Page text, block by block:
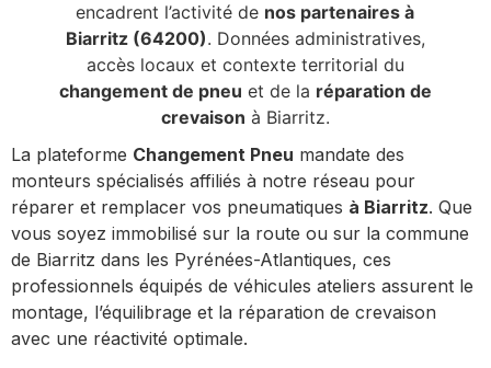
encadrent l’activité de nos partenaires à
Biarritz (64200). Données administratives,
accès locaux et contexte territorial du
changement de pneu et de la réparation de
crevaison à Biarritz.
La plateforme Changement Pneu mandate des
monteurs spécialisés affiliés à notre réseau pour
réparer et remplacer vos pneumatiques à Biarritz. Que
vous soyez immobilisé sur la route ou sur la commune
de Biarritz dans les Pyrénées-Atlantiques, ces
professionnels équipés de véhicules ateliers assurent le
montage, l’équilibrage et la réparation de crevaison
avec une réactivité optimale.